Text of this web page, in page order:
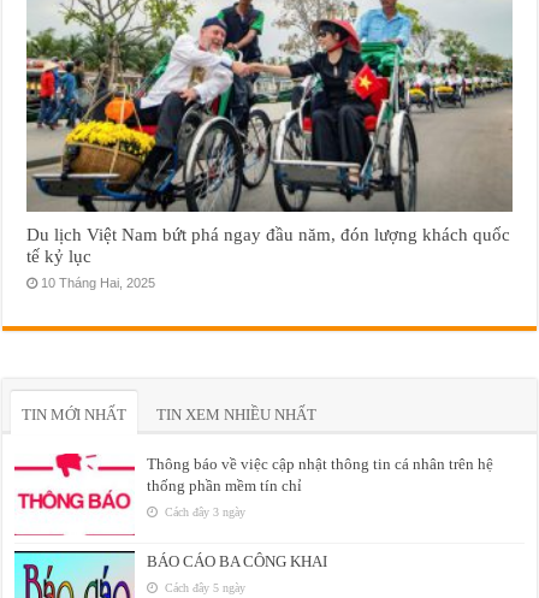
Du lịch Việt Nam bứt phá ngay đầu năm, đón lượng khách quốc
tế kỷ lục
10 Tháng Hai, 2025
TIN MỚI NHẤT TIN XEM NHIỀU NHẤT
Thông báo về việc cập nhật thông tin cá nhân trên hệ
thống phần mềm tín chỉ
Cách đây 3 ngày
BÁO CÁO BA CÔNG KHAI
Cách đây 5 ngày